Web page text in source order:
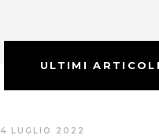
ULTIMI ARTICOLI
4 LUGLIO 2022